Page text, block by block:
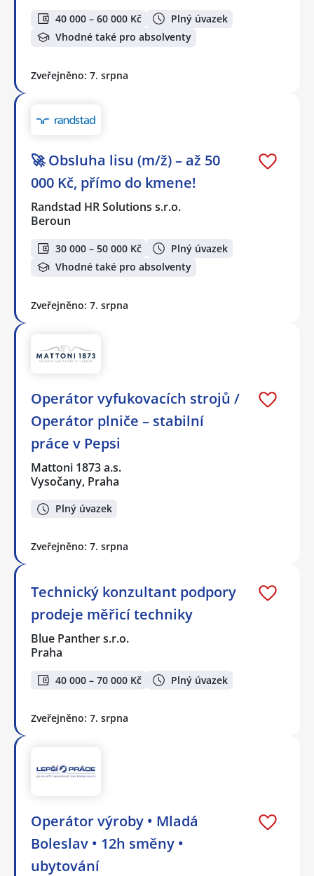
40 000 – 60 000 Kč
Plný úvazek
Vhodné také pro absolventy
Zveřejněno: 7. srpna
🚀 Obsluha lisu (m/ž) – až 50
000 Kč, přímo do kmene!
Randstad HR Solutions s.r.o.
Beroun
30 000 – 50 000 Kč
Plný úvazek
Vhodné také pro absolventy
Zveřejněno: 7. srpna
Operátor vyfukovacích strojů /
Operátor plniče – stabilní
práce v Pepsi
Mattoni 1873 a.s.
Vysočany, Praha
Plný úvazek
Zveřejněno: 7. srpna
Technický konzultant podpory
prodeje měřicí techniky
Blue Panther s.r.o.
Praha
40 000 – 70 000 Kč Plný úvazek
Zveřejněno: 7. srpna
Operátor výroby • Mladá
Boleslav • 12h směny •
ubytování